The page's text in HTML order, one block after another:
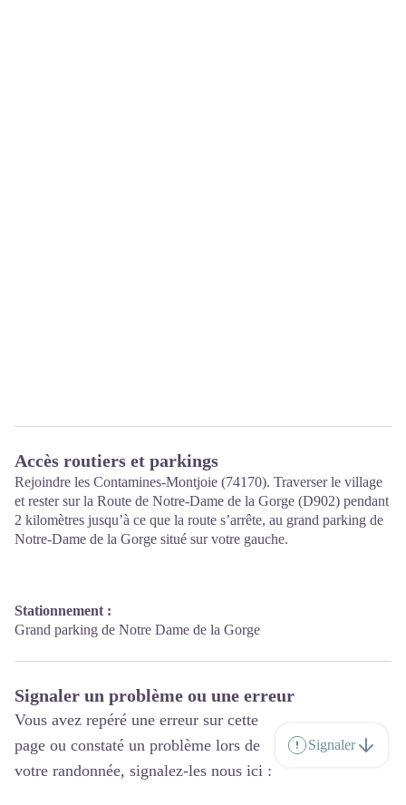
Accès routiers et parkings
Rejoindre les Contamines-Montjoie (74170). Traverser le village
et rester sur la Route de Notre-Dame de la Gorge (D902) pendant
2 kilomètres jusqu’à ce que la route s’arrête, au grand parking de
Notre-Dame de la Gorge situé sur votre gauche.
Stationnement :
Grand parking de Notre Dame de la Gorge
Signaler un problème ou une erreur
Vous avez repéré une erreur sur cette
page ou constaté un problème lors de
votre randonnée, signalez-les nous ici :
Signaler